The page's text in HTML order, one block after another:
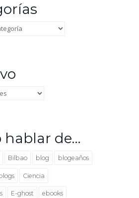
hablar de…
Bilbao blog blogeaños
Ciencia
E-ghost ebooks